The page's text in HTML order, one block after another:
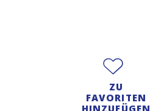
ZU
FAVORITEN
HINZUFÜGEN